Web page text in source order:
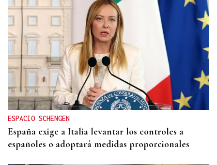
ESPACIO SCHENGEN
España exige a Italia levantar los controles a
españoles o adoptará medidas proporcionales